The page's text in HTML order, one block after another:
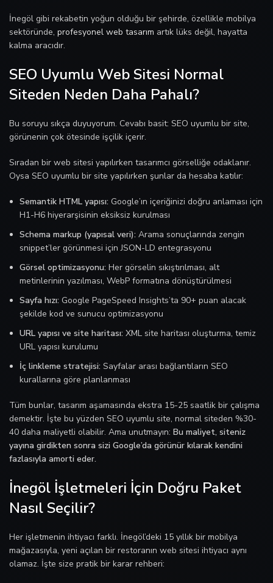
İnegöl gibi rekabetin yoğun olduğu bir şehirde, özellikle mobilya
sektöründe, profesyonel web tasarım artık lüks değil, hayatta
kalma aracıdır.
SEO Uyumlu Web Sitesi Normal
Siteden Neden Daha Pahalı?
Bu soruyu sıkça duyuyorum. Cevabı basit: SEO uyumlu bir site,
görünenin çok ötesinde işçilik içerir.
Sıradan bir web sitesi yapılırken tasarımcı görselliğe odaklanır.
Oysa SEO uyumlu bir site yapılırken şunlar da hesaba katılır:
Semantik HTML yapısı: Google’ın içeriğinizi doğru anlaması için
H1-H6 hiyerarşisinin eksiksiz kurulması
Schema markup (yapısal veri): Arama sonuçlarında zengin
snippet’ler görünmesi için JSON-LD entegrasyonu
Görsel optimizasyonu: Her görselin sıkıştırılması, alt
metinlerinin yazılması, WebP formatına dönüştürülmesi
Sayfa hızı: Google PageSpeed Insights’ta 90+ puan alacak
şekilde kod ve sunucu optimizasyonu
URL yapısı ve site haritası: XML site haritası oluşturma, temiz
URL yapısı kurulumu
İç linkleme stratejisi: Sayfalar arası bağlantıların SEO
kurallarına göre planlanması
Tüm bunlar, tasarım aşamasında ekstra 15-25 saatlik bir çalışma
demektir. İşte bu yüzden SEO uyumlu site, normal siteden %30-
40 daha maliyetli olabilir. Ama unutmayın: Bu maliyet, siteniz
yayına girdikten sonra sizi Google’da görünür kılarak kendini
fazlasıyla amorti eder.
İnegöl İşletmeleri İçin Doğru Paket
Nasıl Seçilir?
Her işletmenin ihtiyacı farklı. İnegöl’deki 15 yıllık bir mobilya
mağazasıyla, yeni açılan bir restoranın web sitesi ihtiyacı aynı
olamaz. İşte size pratik bir karar rehberi: